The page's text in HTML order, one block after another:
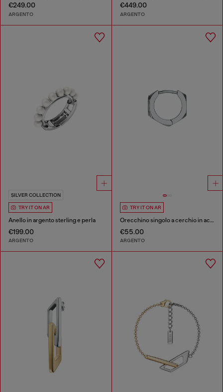
€249.00
ARGENTO
€449.00
ARGENTO
SILVER COLLECTION
TRY IT ON AR
Anello in argento sterling e perla
€199.00
ARGENTO
TRY IT ON AR
Orecchino singolo a cerchio in acciaio inox
€55.00
ARGENTO